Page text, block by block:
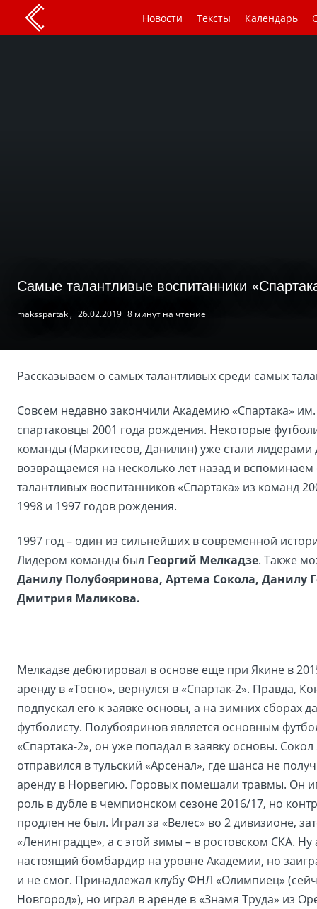
Новости Тексты Календарь
Самые талантливые воспитанники
maksspartak , 26.02.2019 8 минут на чтение
Рассказываем о самых талантливых среди самых
Совсем недавно закончили Академию «Спартака»
спартаковцы 2001 года рождения. Некоторые
команды (Маркитесов, Данилин) уже стали лидерами
возвращаемся на несколько лет назад и
талантливых воспитанников «Спартака» из команд
1998 и 1997 годов рождения.
1997 год – один из сильнейших в современной
Лидером команды был Георгий Мелкадзе. Также
Данилу Полубояринова, Артема Сокола, Данилу
Дмитрия Маликова.
Мелкадзе дебютировал в основе еще при Якине в
аренду в «Тосно», вернулся в «Спартак-2». Правда,
подпускал его к заявке основы, а на зимних сборах
футболисту. Полубояринов является основным
«Спартака-2», он уже попадал в заявку основы.
отправился в тульский «Арсенал», где шанса не
аренду в Норвегию. Горовых помешали травмы. Он
роль в дубле в чемпионском сезоне 2016/17, но
продлен не был. Играл за «Велес» во 2 дивизионе,
«Ленинградце», а с этой зимы – в ростовском СКА.
настоящий бомбардир на уровне Академии, но
и не смог. Принадлежал клубу ФНЛ «Олимпиец»
Новгород»), но играл в аренде в «Знамя Труда» из